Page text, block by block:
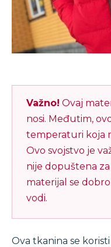
Važno! Ovaj
nosi. Međutim,
temperaturi koja
Ovo svojstvo je
nije dopuštena
materijal se
vodi.
Ova tkanina se